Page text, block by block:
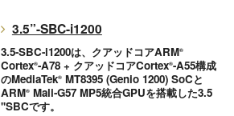
3.5”-SBC-i1200
3.5-SBC-i1200は、クアッドコアARM®
Cortex®-A78 + クアッドコアCortex®-A55構成
のMediaTek®MT8395 (Genio 1200) SoCと
ARM®Mali-G57 MP5統合GPUを搭載した3.5
''SBCです。